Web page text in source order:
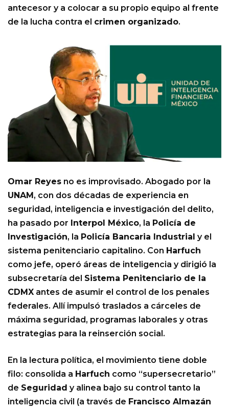
antecesor y a colocar a su propio equipo al frente
de la lucha contra el crimen organizado.
Omar Reyes no es improvisado. Abogado por la
UNAM , con dos décadas de experiencia en
seguridad, inteligencia e investigación del delito,
ha pasado por Interpol México, la Policía de
Investigación, la Policía Bancaria Industrial y el
sistema penitenciario capitalino. Con Harfuch
como jefe, operó áreas de inteligencia y dirigió la
subsecretaría del Sistema Penitenciario de la
CDMX antes de asumir el control de los penales
federales. Allí impulsó traslados a cárceles de
máxima seguridad, programas laborales y otras
estrategias para la reinserción social.
En la lectura política, el movimiento tiene doble
filo: consolida a Harfuch como “supersecretario”
de Seguridad y alinea bajo su control tanto la
inteligencia civil (a través de Francisco Almazán